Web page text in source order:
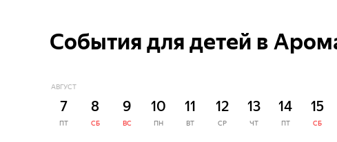
События для детей в
АВГУСТ
7
ПТ
8
СБ
9
ВС
10
ПН
11
ВТ
12
СР
13
ЧТ
14
ПТ
15
СБ